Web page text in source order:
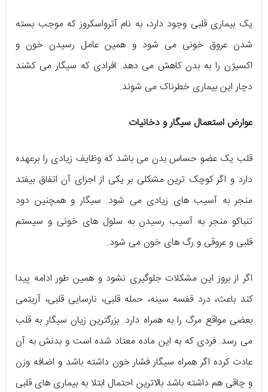
یک بیماری قلبی وجود دارد، به نام آترواسکروز که موجب بسته
شدن عروق خونی می شود و همین عامل رسیدن خون و
اکسیژن را به بدن کاهش می دهد. افرادی که سیگار می کشند
دچار این بیماری خطرناک می شوند.
عوارض استعمال سیگار و دخانیات
قلب یک عضو حساس بدن می باشد که وظایف زیادی را برعهده
دارد و اگر کوچک ترین مشکلی بر یکی از اجزای آن اتفاق بیفتد
منجر به آسیب های زیادی می شود. سیگار و همچنین دود
تنباکو منجر به آسیب رسیدن به سلول های خونی و سیستم
قلبی و عروقی و رگ های خون می شود.
اگر از بروز این مشکلات جلوگیری نشود و همین طور ادامه پیدا
کند باعث، درد قفسه سینه، حمله قلبی، نارسایی قلبی، آریتمی
بعضی مواقع مرگ را به همراه دارد. بزرگترین زیان سیگار به قلب
می رسد. فردی که به این ماده معتاد شده است و بدنش به آن
عادت کرده اگر همراه سیگار فشار خون داشته باشد و اضافه وزن
و چاقی هم داشته باشد بالاترین احتمال ابتلا به بیماری های قلبی